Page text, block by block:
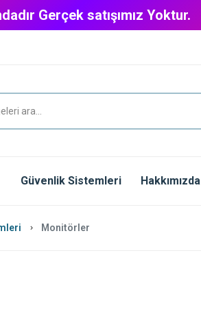
Gerçek satışımız Yoktur.
Güvenlik Sistemleri Hakkımızda
Monitörler